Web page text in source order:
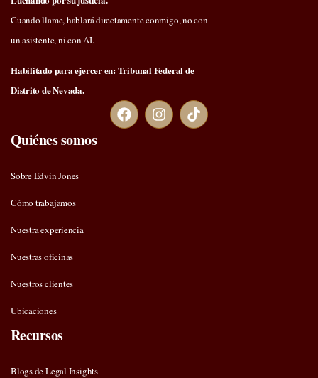
Cuando llame, hablará directamente conmigo, no con
un asistente, ni con AI.
Habilitado para ejercer en: Tribunal Federal de
Distrito de Nevada.
Quiénes somos
Sobre Edvin Jones
Cómo trabajamos
Nuestra experiencia
Nuestras oficinas
Nuestros clientes
Ubicaciones
Recursos
Blogs de Legal Insights